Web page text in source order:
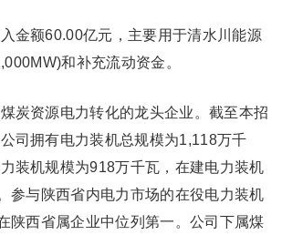
金额60.00亿元，主要用于清水川能源
和补充流动资金。
炭资源电力转化的龙头企业。截至本招
司拥有电力装机总规模为1,118万千
装机规模为918万千瓦，在建电力装机
参与陕西省内电力市场的在役电力装机
陕西省属企业中位列第一。公司下属煤